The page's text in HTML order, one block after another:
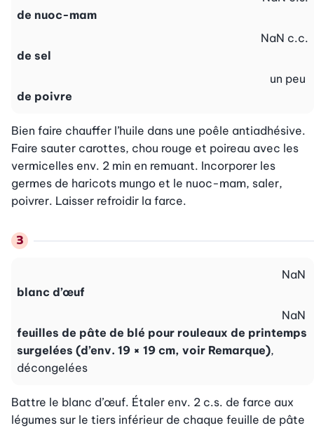
de nuoc-mam
de sel
NaN c.c.
de poivre
un peu
Bien faire chauffer l’huile dans une poêle antiadhésive.
Faire sauter carottes, chou rouge et poireau avec les
vermicelles env. 2 min en remuant. Incorporer les
germes de haricots mungo et le nuoc-mam, saler,
poivrer. Laisser refroidir la farce.
blanc d’œuf
NaN
feuilles de pâte de blé pour rouleaux de printemps
surgelées (d’env. 19 × 19 cm, voir Remarque),
décongelées
NaN
Battre le blanc d’œuf. Étaler env. 2 c.s. de farce aux
légumes sur le tiers inférieur de chaque feuille de pâte